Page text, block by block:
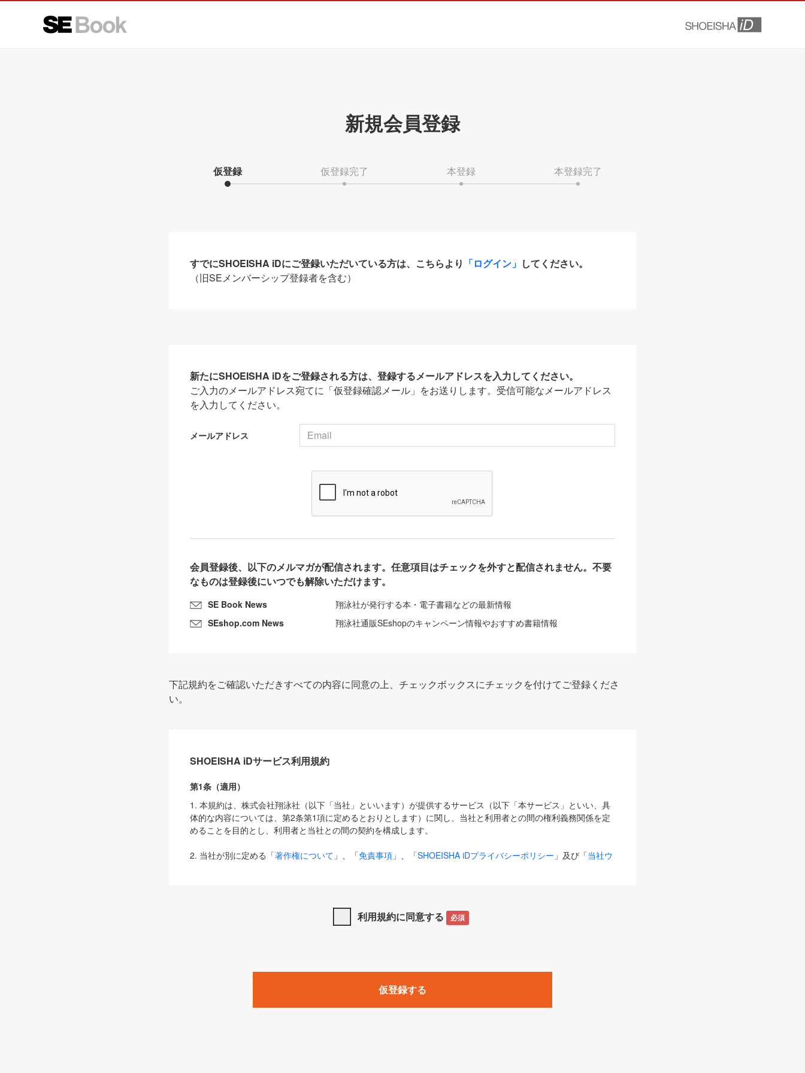
新規会員登録
仮登録 仮登録完了 本登録 本登録完了
すでにSHOEISHA iDにご登録いただいている方は、こちらより 「ログイン」 してください。
（旧SEメンバーシップ登録者を含む）
新たにSHOEISHA iDをご登録される方は、登録するメールアドレスを入力してください。
ご入力のメールアドレス宛てに「仮登録確認メール」をお送りします。受信可能なメールアドレス
を入力してください。
メールアドレス
会員登録後、以下のメルマガが配信されます。任意項目はチェックを外すと配信されません。不要
なものは登録後にいつでも解除いただけます。
SE Book News
翔泳社が発行する本・電子書籍などの最新情報
SEshop.com News
翔泳社通販SEshopのキャンペーン情報やおすすめ書籍情報
下記規約をご確認いただきすべての内容に同意の上、チェックボックスにチェックを付けてご登録くださ
い。
SHOEISHA iDサービス利用規約
第1条（適用）
1. 本規約は、株式会社翔泳社（以下「当社」といいます）が提供するサービス（以下「本サービス」といい、具
体的な内容については、第2条第1項に定めるとおりとします）に関し、当社と利用者との間の権利義務関係を定
めることを目的とし、利用者と当社との間の契約を構成します。
2. 当社が別に定める「著作権について 」、「免責事項 」、「SHOEISHA iDプライバシーポリシー 」及び「当社ウ
は、本規約の規定が優先して適用されるものとします。
1. 「本サービス」とは、当社が提供する以下のサービス（名称や内容が変更された場合、変更後のサービスを含
みます）及びこれらサービスに関連して当社が実施するイベントやキャンペーンをいいます。
「SEBook」「SEShop」「CodeZine」「MarkeZine」「EnterpriseZine」「ECzine」「Biz/Zine」「HRzine」
利用規約に同意する 必須
仮登録する